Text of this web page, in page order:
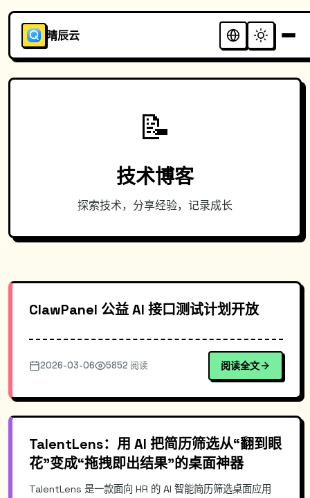
晴辰云
📝
技术博客
探索技术，分享经验，记录成长
ClawPanel 公益 AI 接口测试计划开放
2026-03-06 5852 阅读 阅读全文
TalentLens：用 AI 把简历筛选从“翻到眼
花”变成“拖拽即出结果”的桌面神器
TalentLens 是一款面向 HR 的 AI 智能简历筛选桌面应用